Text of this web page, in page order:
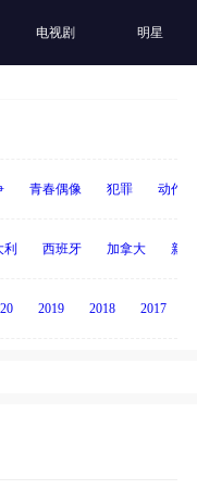
电视剧 明星
青春偶像 犯罪 动作
西班牙 加拿大 新
2019 2018 2017